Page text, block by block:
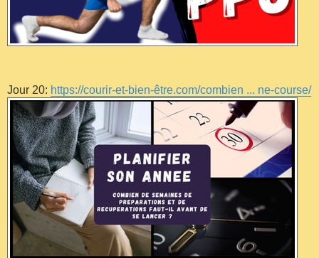
Jour 20: https://courir-et-bien-être.com/combien ... ne-course/